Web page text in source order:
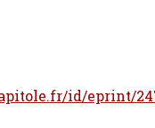
id/eprint/